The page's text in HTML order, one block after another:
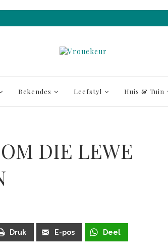
Bekendes Leefstyl Huis & Tuin
DIE LEWE
Druk E-pos Deel